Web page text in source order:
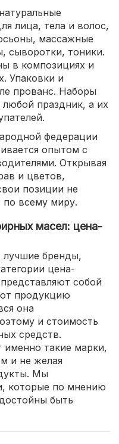
лица, тела и волос,
массажные
сыворотки, тоники.
в композициях и
Упаковки и
прованс. Наборы
праздник, а их
федерации
опытом с
Открывая
и цветов,
позиции не
по всему миру.
масел: цена-
лучшие бренды,
цена-
собой
продукцию
она
и стоимость
средств.
именно такие марки,
и не желая
Мы
которые по мнению
быть